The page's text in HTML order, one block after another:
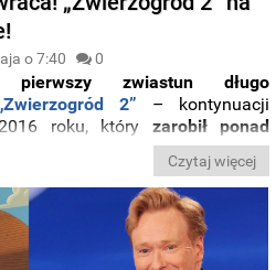
o 7:40 0
pierwszyzwiastundługo
Zwierzogród2” – kontynuacji
2016 roku, który zarobiłponad
statusjednejz
dekady.Czytaj więcej